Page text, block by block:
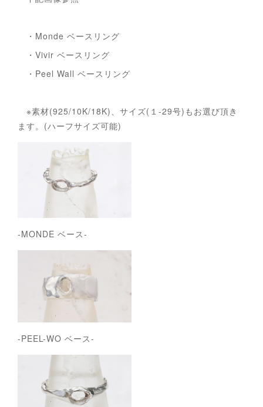
・Monde ベースリング
・Vivir ベースリング
・Peel Wall ベースリング
※素材(925/10K/18K)、サイズ(１-29号)もお選び頂き
ます。(ハーフサイズ可能)
-MONDE ベース-
-PEEL-WO ベース-